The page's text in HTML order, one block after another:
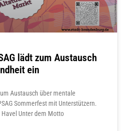
lädt zum Austausch
ein
Austausch über mentale
Sommerfest mit Unterstützern.
Unter dem Motto